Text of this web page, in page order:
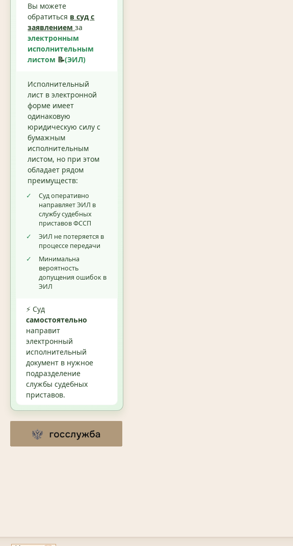
Вы можете
обратиться в суд с
заявлениемза
электронным
исполнительным
листом 📝(ЭИЛ)
Исполнительный
лист в электронной
форме имеет
одинаковую
юридическую силу с
бумажным
исполнительным
листом, но при этом
обладает рядом
преимуществ:
✓
Суд оперативно
направляет ЭИЛ в
службу судебных
приставов ФССП
✓
ЭИЛ не потеряется в
процессе передачи
✓
Минимальна
вероятность
допущения ошибок в
ЭИЛ
⚡ Суд
самостоятельно
направит
электронный
исполнительный
документ в нужное
подразделение
службы судебных
приставов.